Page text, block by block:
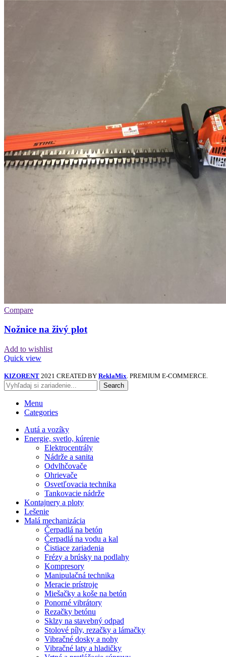
Compare
Nožnice na živý plot
Add to wishlist
Quick view
KIZORENT 2021 CREATED BY ReklaMix. PREMIUM E-COMMERCE.
Search
Menu
Categories
Autá a vozíky
Energie, svetlo, kúrenie
Elektrocentrály
Nádrže a sanita
Odvlhčovače
Ohrievače
Osvetľovacia technika
Tankovacie nádrže
Kontajnery a ploty
Lešenie
Malá mechanizácia
Čerpadlá na betón
Čerpadlá na vodu a kal
Čistiace zariadenia
Frézy a brúsky na podlahy
Kompresory
Manipulačná technika
Meracie prístroje
Miešačky a koše na betón
Ponorné vibrátory
Rezačky betónu
Sklzy na stavebný odpad
Stolové píly, rezačky a lámačky
Vibračné dosky a nohy
Vibračné laty a hladičky